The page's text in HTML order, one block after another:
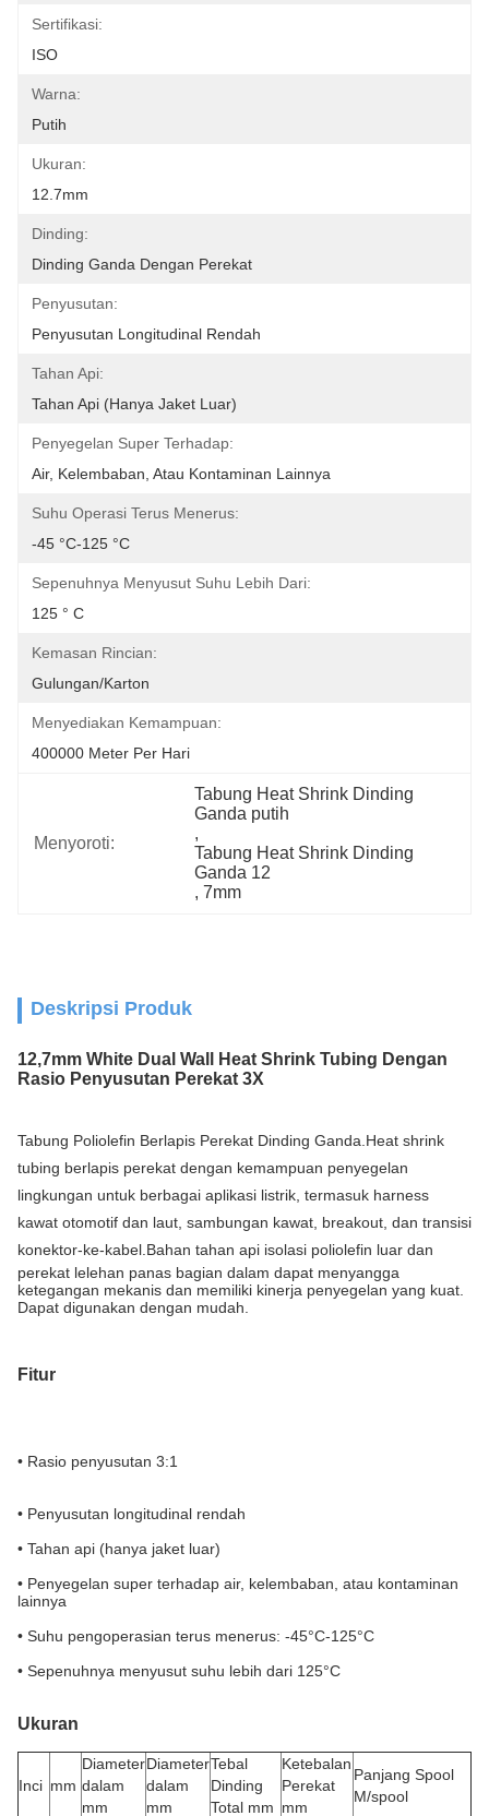
Sertifikasi:
ISO
Warna:
Putih
Ukuran:
12.7mm
Dinding:
Dinding Ganda Dengan Perekat
Penyusutan:
Penyusutan Longitudinal Rendah
Tahan Api:
Tahan Api (hanya Jaket Luar)
Penyegelan Super Terhadap:
Air, Kelembaban, Atau Kontaminan Lainnya
Suhu Operasi Terus Menerus:
-45 °C-125 °C
Sepenuhnya Menyusut Suhu Lebih Dari:
125 ° C
Kemasan Rincian:
Gulungan/Karton
Menyediakan Kemampuan:
400000 Meter Per Hari
Menyoroti:
Tabung Heat Shrink Dinding
Ganda putih
,
Tabung Heat Shrink Dinding
Ganda 12
, 7mm
Deskripsi Produk
12,7mm White Dual Wall Heat Shrink Tubing Dengan
Rasio Penyusutan Perekat 3X
Tabung Poliolefin Berlapis Perekat Dinding Ganda Heat shrink
tubing berlapis perekat dengan kemampuan penyegelan
lingkungan untuk berbagai aplikasi listrik, termasuk harness
kawat otomotif dan laut, sambungan kawat, breakout, dan transisi
konektor-ke-kabel. Bahan tahan api isolasi poliolefin luar dan
perekat lelehan panas bagian dalam dapat menyangga
ketegangan mekanis dan memiliki kinerja penyegelan yang kuat.
Dapat digunakan dengan mudah.
Fitur
• Rasio penyusutan 3:1
• Penyusutan longitudinal rendah
• Tahan api (hanya jaket luar)
• Penyegelan super terhadap air, kelembaban, atau kontaminan
lainnya
• Suhu pengoperasian terus menerus: -45°C-125°C
• Sepenuhnya menyusut suhu lebih dari 125°C
Ukuran
Inci mm
Diameter
dalam
mm
Diameter
dalam
mm
Tebal
Dinding
Total mm
Ketebalan
Perekat
mm
Panjang Spool
M/spool